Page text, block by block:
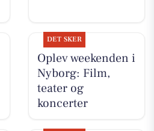
DET SKER
Oplev weekenden i
Nyborg: Film,
teater og
koncerter